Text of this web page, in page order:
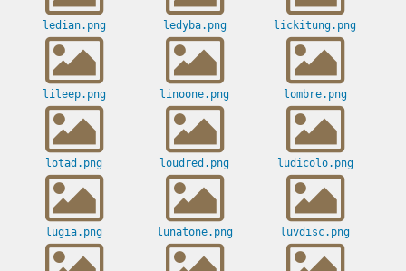
ledian.png ledyba.png lickitung.png
lileep.png linoone.png lombre.png
lotad.png loudred.png ludicolo.png
lugia.png lunatone.png luvdisc.png